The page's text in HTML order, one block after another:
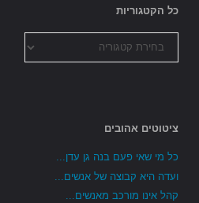
כל הקטגוריות
הקטגוריות
ציטוטים אהובים
כל מי שאי פעם בנה גן עדן...
ועדה היא קבוצה של אנשים...
קהל אינו מורכב מאנשים...